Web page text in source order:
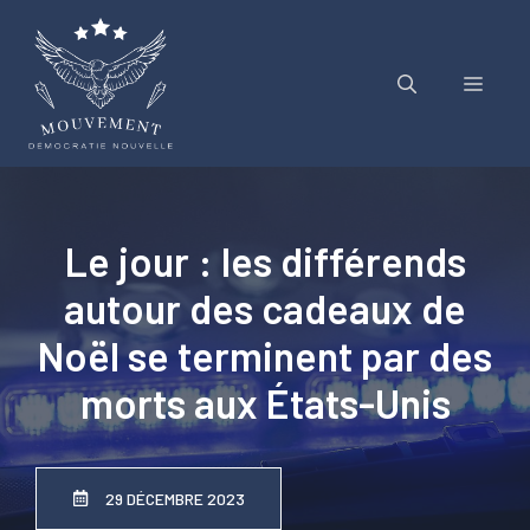
contenu
Menu
Le jour : les différends
autour des cadeaux de
Noël se terminent par des
morts aux États-Unis
29 DÉCEMBRE 2023